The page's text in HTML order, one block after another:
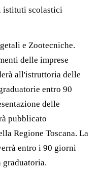
istituti scolastici
e Zootecniche.
delle imprese
all'istruttoria delle
entro 90
delle
pubblicato
Regione Toscana. La
entro i 90 giorni